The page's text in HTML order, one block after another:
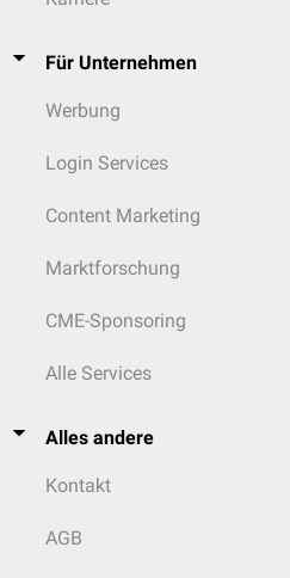
Für Unternehmen
Werbung
Login Services
Content Marketing
Marktforschung
CME-Sponsoring
Alle Services
Alles andere
Kontakt
AGB